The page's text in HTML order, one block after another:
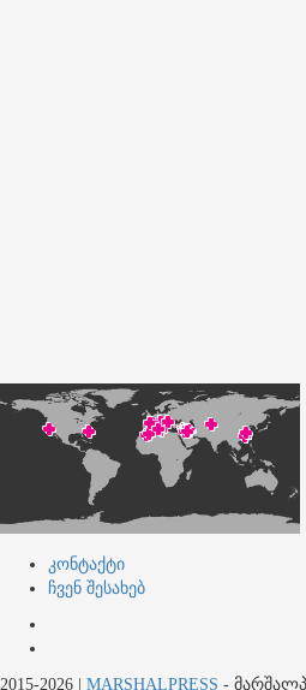
კონტაქტი
ჩვენ შესახებ
2015-2026 MARSHALPRESS -